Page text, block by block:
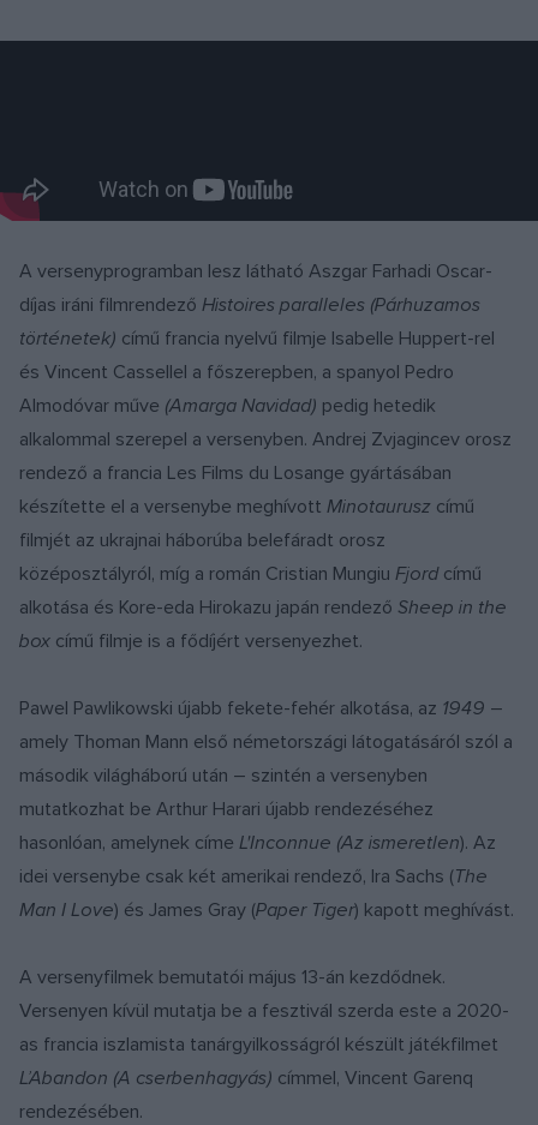
A versenyprogramban lesz látható Aszgar Farhadi Oscar-
díjas iráni filmrendező Histoires paralleles (Párhuzamos
történetek) című francia nyelvű filmje Isabelle Huppert-rel
és Vincent Cassellel a főszerepben, a spanyol Pedro
Almodóvar műve (Amarga Navidad) pedig hetedik
alkalommal szerepel a versenyben. Andrej Zvjagincev orosz
rendező a francia Les Films du Losange gyártásában
készítette el a versenybe meghívott Minotaurusz című
filmjét az ukrajnai háborúba belefáradt orosz
középosztályról, míg a román Cristian Mungiu Fjord című
alkotása és Kore-eda Hirokazu japán rendező Sheep in the
box című filmje is a fődíjért versenyezhet.
Pawel Pawlikowski újabb fekete-fehér alkotása, az 1949 –
amely Thoman Mann első németországi látogatásáról szól a
második világháború után – szintén a versenyben
mutatkozhat be Arthur Harari újabb rendezéséhez
hasonlóan, amelynek címe L'Inconnue (Az ismeretlen). Az
idei versenybe csak két amerikai rendező, Ira Sachs (The
Man I Love) és James Gray (Paper Tiger) kapott meghívást.
A versenyfilmek bemutatói május 13-án kezdődnek.
Versenyen kívül mutatja be a fesztivál szerda este a 2020-
as francia iszlamista tanárgyilkosságról készült játékfilmet
L’Abandon (A cserbenhagyás) címmel, Vincent Garenq
rendezésében.